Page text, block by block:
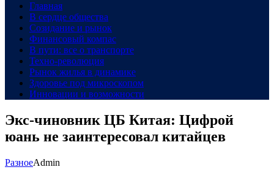
Главная
В сердце общества
Созидание и рынок
Финансовый компас
В пути: все о транспорте
Техно-революция
Рынок жилья в динамике
Здоровье под микроскопом
Инновации и возможности
Экс-чиновник ЦБ Китая: Цифрой
юань не заинтересовал китайцев
РазноеAdmin